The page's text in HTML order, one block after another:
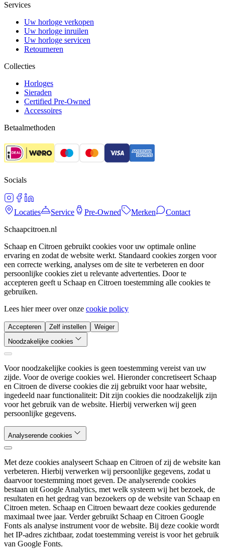
Services
Uw horloge verkopen
Uw horloge inruilen
Uw horloge servicen
Retourneren
Collecties
Horloges
Sieraden
Certified Pre-Owned
Accessoires
Betaalmethoden
Socials
Locaties Service Pre-Owned Merken
Contact
Schaapcitroen.nl
Schaap en Citroen gebruikt cookies voor uw optimale online
ervaring en zodat de website werkt. Standaard cookies zorgen voor
een correcte werking, analyses om de site te verbeteren en door
persoonlijke cookies ziet u relevante advertenties. Door te
accepteren geeft u Schaap en Citroen toestemming alle cookies te
gebruiken.
Lees hier meer over onze cookie policy
Accepteren Zelf instellen
Weiger
Noodzakelijke cookies
Voor noodzakelijke cookies is geen toestemming vereist van uw
zijde. Voor de overige cookies wel. Hieronder concretiseert Schaap
en Citroen de diverse cookies die zij gebruikt voor haar website,
ingedeeld naar functionaliteit: Dit zijn cookies die noodzakelijk zijn
voor het gebruik van de website. Hierbij verwerken wij geen
persoonlijke gegevens.
Analyserende cookies
Met deze cookies analyseert Schaap en Citroen of zij de website kan
verbeteren. Hierbij verwerken wij persoonlijke gegevens, zodat u
daarvoor toestemming moet geven. De analyserende cookies
bestaan uit Google Analytics, met welk systeem wij het bezoek, de
resultaten en het gedrag van bezoekers op de website van Schaap en
Citroen meten. Schaap en Citroen bewaart deze cookies gedurende
maximaal twee jaar. Verder gebruikt Schaap en Citroen Google
Fonts als analyse instrument voor de website. Bij deze cookie wordt
het IP-adres zichtbaar, zodat toestemming vereist is voor het gebruik
van Google Fonts.